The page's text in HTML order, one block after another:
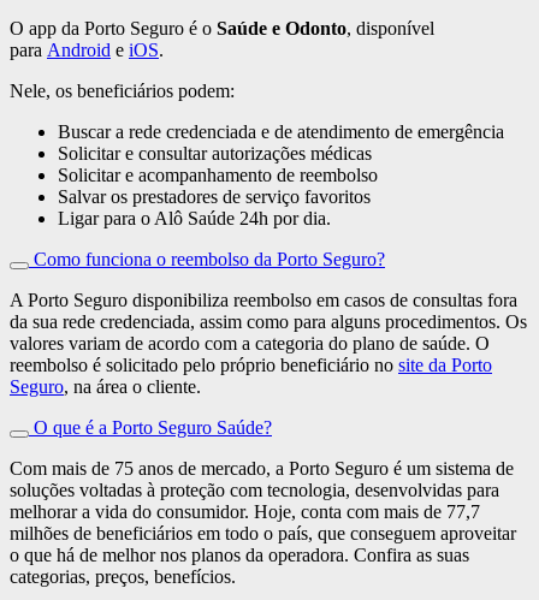
O app da Porto Seguro é o Saúde e Odonto, disponível
para Android e iOS.
Nele, os beneficiários podem:
Buscar a rede credenciada e de atendimento de emergência
Solicitar e consultar autorizações médicas
Solicitar e acompanhamento de reembolso
Salvar os prestadores de serviço favoritos
Ligar para o Alô Saúde 24h por dia.
Como funciona o reembolso da Porto Seguro?
A Porto Seguro disponibiliza reembolso em casos de consultas fora
da sua rede credenciada, assim como para alguns procedimentos. Os
valores variam de acordo com a categoria do plano de saúde. O
reembolso é solicitado pelo próprio beneficiário no site da Porto
Seguro, na área o cliente.
O que é a Porto Seguro Saúde?
Com mais de 75 anos de mercado, a Porto Seguro é um sistema de
soluções voltadas à proteção com tecnologia, desenvolvidas para
melhorar a vida do consumidor. Hoje, conta com mais de 77,7
milhões de beneficiários em todo o país, que conseguem aproveitar
o que há de melhor nos planos da operadora. Confira as suas
categorias, preços, benefícios.